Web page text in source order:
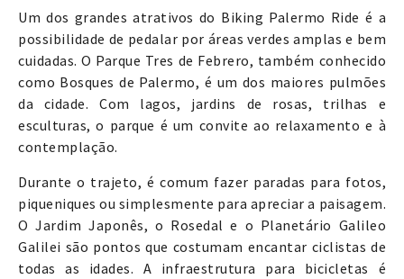
Um dos grandes atrativos do Biking Palermo Ride é a
possibilidade de pedalar por áreas verdes amplas e bem
cuidadas. O Parque Tres de Febrero, também conhecido
como Bosques de Palermo, é um dos maiores pulmões
da cidade. Com lagos, jardins de rosas, trilhas e
esculturas, o parque é um convite ao relaxamento e à
contemplação.
Durante o trajeto, é comum fazer paradas para fotos,
piqueniques ou simplesmente para apreciar a paisagem.
O Jardim Japonês, o Rosedal e o Planetário Galileo
Galilei são pontos que costumam encantar ciclistas de
todas as idades. A infraestrutura para bicicletas é